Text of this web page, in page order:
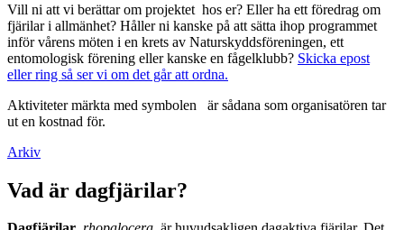
Vill ni att vi berättar om projektet hos er? Eller ha ett föredrag om
fjärilar i allmänhet? Håller ni kanske på att sätta ihop programmet
inför vårens möten i en krets av Naturskyddsföreningen, ett
entomologisk förening eller kanske en fågelklubb? Skicka epost
eller ring så ser vi om det går att ordna.
Aktiviteter märkta med symbolen
är sådana som organisatören tar
ut en kostnad för.
Arkiv
Vad är dagfjärilar?